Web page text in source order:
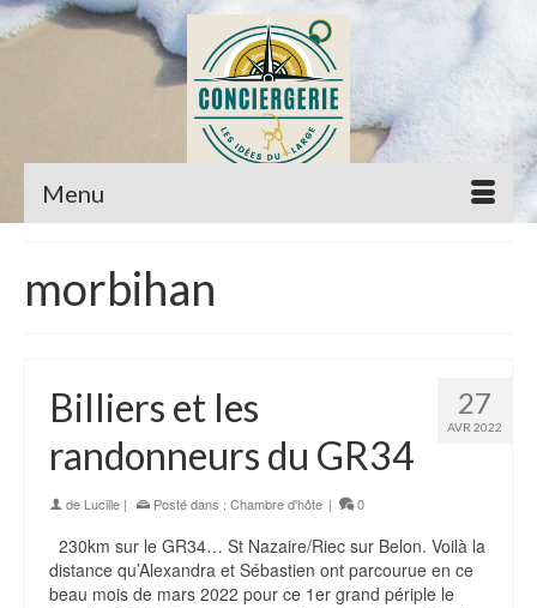
Menu
morbihan
27
AVR 2022
Billiers et les
randonneurs du GR34
de Lucille | Posté dans : Chambre d'hôte | 0
230km sur le GR34… St Nazaire/Riec sur Belon. Voilà la
distance qu’Alexandra et Sébastien ont parcourue en ce
beau mois de mars 2022 pour ce 1er grand périple le